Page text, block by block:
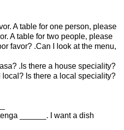
A table for one person, please
A table for two people, please
favor? .Can I look at the menu,
.Is there a house speciality?
Is there a local speciality?
______. I want a dish